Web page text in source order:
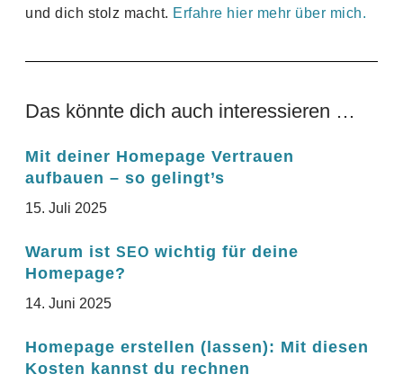
und dich stolz macht. Erfahre hier mehr über mich.
Das könnte dich auch interessieren …
Mit deiner Homepage Vertrauen
aufbauen – so gelingt’s
15. Juli 2025
Warum ist SEO wichtig für deine
Homepage?
14. Juni 2025
Homepage erstellen (lassen): Mit diesen
Kosten kannst du rechnen